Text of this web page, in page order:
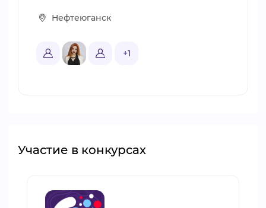
Нефтеюганск
+1
Участие в конкурсах